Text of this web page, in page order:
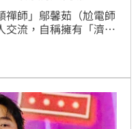
禪師」鄔馨茹（尬電師
交流，自稱擁有「濟顛
分析「濟顛禪師」是